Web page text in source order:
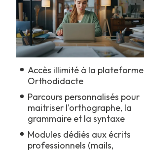
Accès illimité à la plateforme
Orthodidacte
Parcours personnalisés pour
maitriser l'orthographe, la
grammaire et la syntaxe
Modules dédiés aux écrits
professionnels (mails,